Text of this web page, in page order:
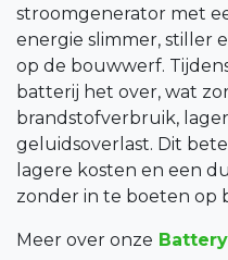
stroomgenerator met
energie slimmer, stiller
op de bouwwerf.
batterij het over, wat
brandstofverbruik,
geluidsoverlast. Dit
lagere kosten en een
zonder in te boeten op
Meer over onze